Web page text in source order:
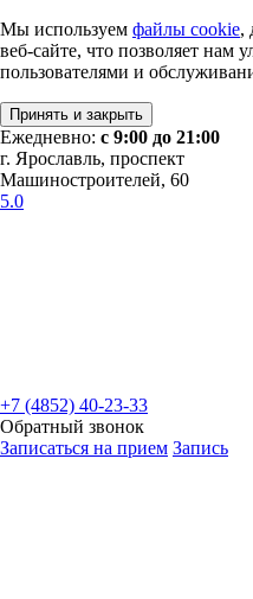
Мы используем файлы cookie,
веб-сайте, что позволяет нам
пользователями и
Принять и закрыть
Ежедневно: с 9:00 до 21:00
г. Ярославль, проспект
Машиностроителей, 60
5.0
+7 (4852) 40-23-33
Обратный звонок
Записаться на прием Запись